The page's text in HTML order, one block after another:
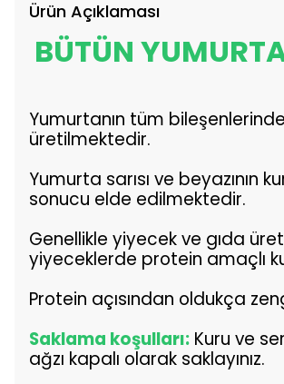
Ürün Açıklaması
BÜTÜN
Yumurtanın tüm
üretilmektedir.
Yumurta sarısı ve beyazının
sonucu elde edilmektedir.
Genellikle yiyecek ve gıda
yiyeceklerde protein amaçlı
Protein açısından oldukça
Saklama koşulları: Kuru ve
ağzı kapalı olarak saklayınız.